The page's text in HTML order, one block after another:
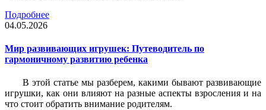
Подробнее
04.05.2026
Мир развивающих игрушек: Путеводитель по
гармоничному развитию ребенка
В этой статье мы разберем, какими бывают развивающие
игрушки, как они влияют на разные аспекты взросления и на
что стоит обратить внимание родителям.